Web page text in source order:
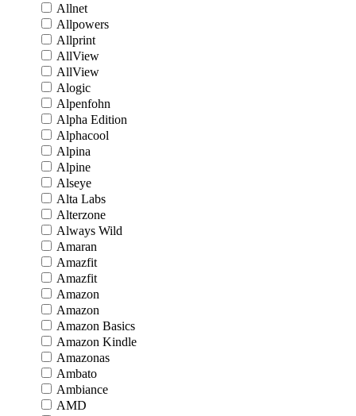
Allnet
Allpowers
Allprint
AllView
AllView
Alogic
Alpenfohn
Alpha Edition
Alphacool
Alpina
Alpine
Alseye
Alta Labs
Alterzone
Always Wild
Amaran
Amazfit
Amazfit
Amazon
Amazon
Amazon Basics
Amazon Kindle
Amazonas
Ambato
Ambiance
AMD